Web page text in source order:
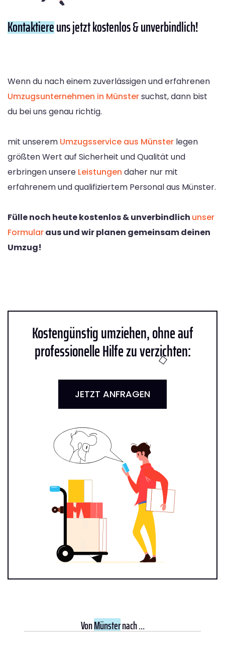
Kontaktiereuns jetzt kostenlos & unverbindlich!
Wenn du nach einem zuverlässigen und erfahrenen
Umzugsunternehmen in Münstersuchst, dann bist
du bei uns genau richtig.
mit unserem Umzugsservice aus Münster legen
größten Wert auf Sicherheit und Qualität und
erbringen unsere Leistungen daher nur mit
erfahrenem und qualifiziertem Personal aus Münster.
Fülle noch heute kostenlos & unverbindlich unser
Formularaus und wir planen gemeinsam deinen
Umzug!
Kostengünstig umziehen, ohne auf
professionelle Hilfe zu verzichten:
JETZT ANFRAGEN
VonMünsternach ...